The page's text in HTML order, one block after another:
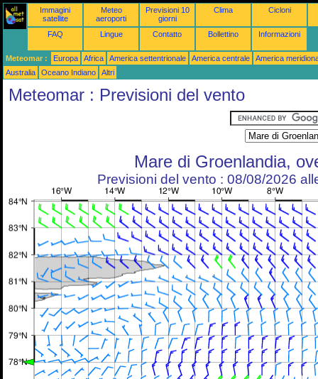
Immagini
satellite
Meteo
aeroporti
Previsioni 10
giorni
Clima Cicloni
FAQ Lingue Contatto Bollettino Informazioni
Meteomar : Europa Africa America settentrionale America centrale
America
Australia
Oceano Indiano Altri
Meteomar : Previsioni del vento
Mare di Groenlandia,
Previsioni del vento : 08/08/2026